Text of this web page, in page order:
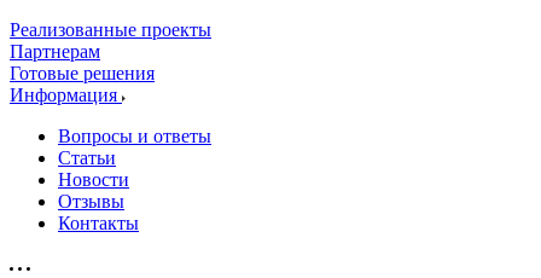
Реализованные проекты
Партнерам
Готовые решения
Информация
Вопросы и ответы
Статьи
Новости
Отзывы
Контакты